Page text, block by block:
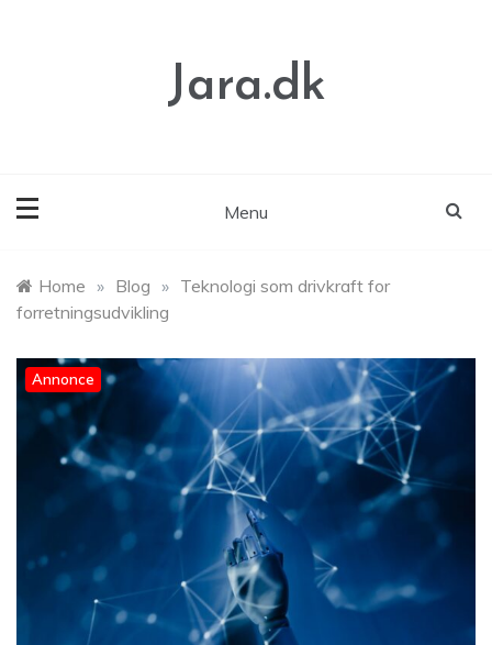
Jara.dk
Menu
Home » Blog » Teknologi som drivkraft for
forretningsudvikling
Annonce